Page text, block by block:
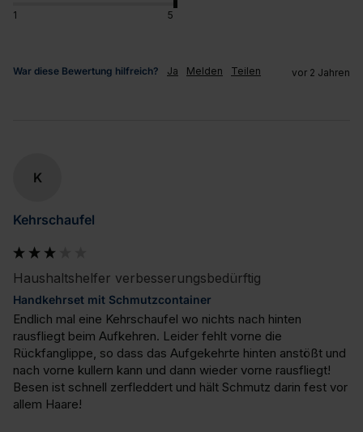
1 5
War diese Bewertung hilfreich? Ja Melden Teilen vor 2 Jahren
K
Kehrschaufel
Haushaltshelfer verbesserungsbedürftig
Handkehrset mit Schmutzcontainer
Endlich mal eine Kehrschaufel wo nichts nach hinten
rausfliegt beim Aufkehren. Leider fehlt vorne die
Rückfanglippe, so dass das Aufgekehrte hinten anstößt und
nach vorne kullern kann und dann wieder vorne rausfliegt!
Besen ist schnell zerfleddert und hält Schmutz darin fest vor
allem Haare!